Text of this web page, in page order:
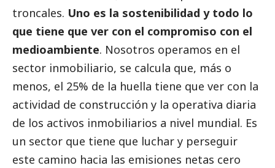
troncales. Uno es la sostenibilidad y todo lo
que tiene que ver con el compromiso con el
medioambiente. Nosotros operamos en el
sector inmobiliario, se calcula que, más o
menos, el 25% de la huella tiene que ver con la
actividad de construcción y la operativa diaria
de los activos inmobiliarios a nivel mundial. Es
un sector que tiene que luchar y perseguir
este camino hacia las emisiones netas cero